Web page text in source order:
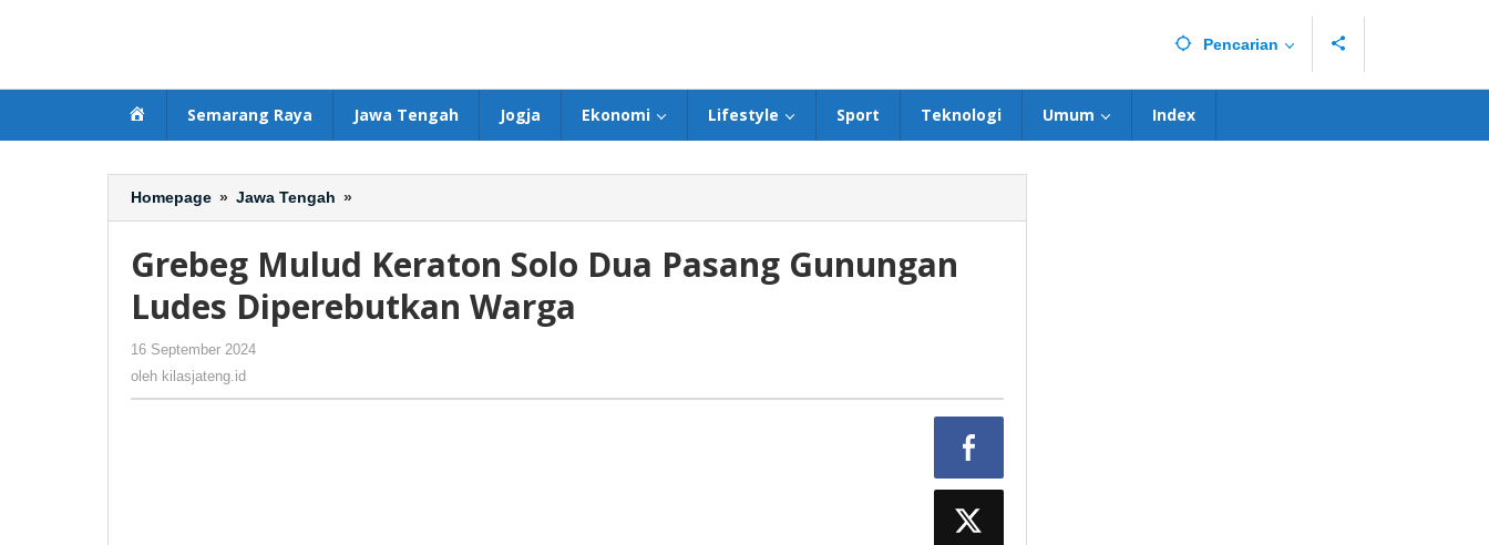
Pencarian
BerandaSemarang Raya Jawa Tengah Jogja Ekonomi Lifestyle Sport Teknologi Umum Index
Homepage » Jawa Tengah »
Mulud
Solo
Pasang
Grebeg Mulud Keraton Solo Dua Pasang Gunungan
Ludes Diperebutkan Warga
16 September 2024
oleh kilasjateng.id